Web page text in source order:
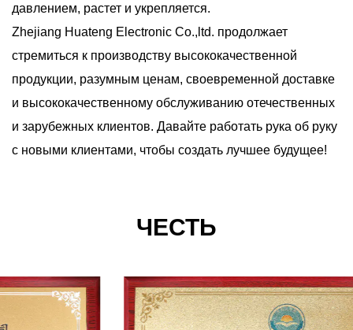
давлением, растет и укрепляется.
Zhejiang Huateng Electronic Co.,ltd. продолжает
стремиться к производству высококачественной
продукции, разумным ценам, своевременной доставке
и высококачественному обслуживанию отечественных
и зарубежных клиентов. Давайте работать рука об руку
с новыми клиентами, чтобы создать лучшее будущее!
ЧЕСТЬ